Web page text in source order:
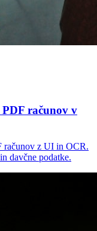
PDF računov v
računov z UI in OCR.
davčne podatke.